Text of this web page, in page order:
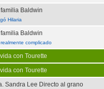
Baldwin
Hilaria
Baldwin
complicado
con Tourette
con Tourette
Sandra Lee Directo al grano